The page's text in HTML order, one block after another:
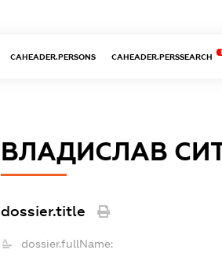
CAHEADER.PERSONS CAHEADER.PERSSEARCH
ВЛАДИСЛАВ
dossier.title
dossier.fullName: